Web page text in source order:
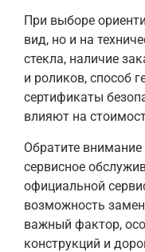
При выборе
вид, но и на
стекла, наличие
и роликов, способ
сертификаты
влияют на
Обратите внимание
сервисное
официальной
возможность
важный фактор,
конструкций и